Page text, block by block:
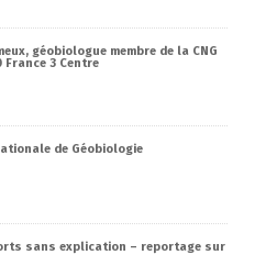
géobiologue membre de la CNG
France 3 Centre
de Géobiologie
sans explication – reportage sur